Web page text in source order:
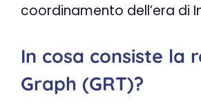
coordinamento dell’era di
In cosa consiste la
Graph (GRT)?